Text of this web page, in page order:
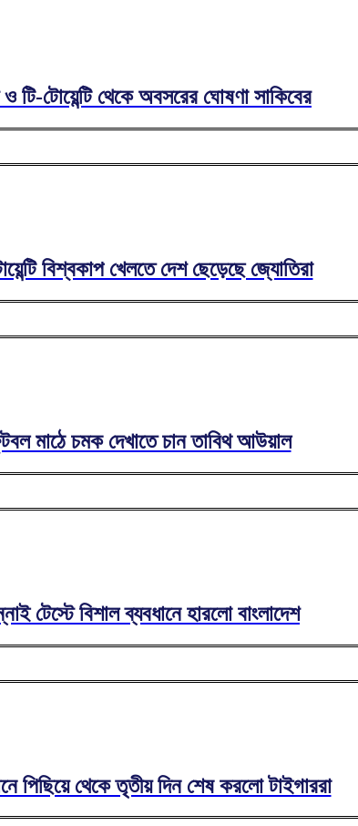
ও টি-টোয়েন্টি থেকে অবসরের ঘোষণা সাকিবের
বিশ্বকাপ খেলতে দেশ ছেড়েছে জ্যোতিরা
মাঠে চমক দেখাতে চান তাবিথ আউয়াল
টেস্টে বিশাল ব্যবধানে হারলো বাংলাদেশ
পিছিয়ে থেকে তৃতীয় দিন শেষ করলো টাইগাররা